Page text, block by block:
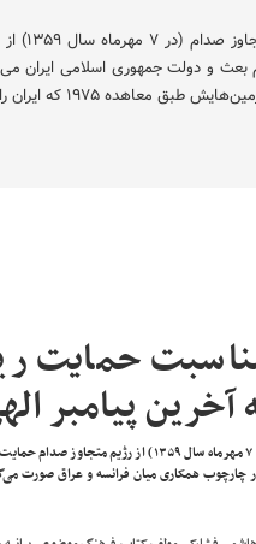
نخست
بعث و دولت جمهوری اسلامی
که ایران را تصرف کرده می‌جنگد.
حمایت
پیامبر
نخست وزیر فرانسه یک هفته بعد از تجاوز